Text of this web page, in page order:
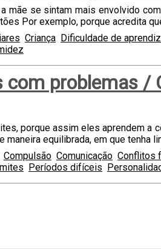
mãe se sintam mais envolvido
Por exemplo, porque acredita
Criança Dificuldade de
com problemas /
porque assim eles aprendem
equilibrada, em que tenha
Compulsão Comunicação Conflitos
Períodos difíceis